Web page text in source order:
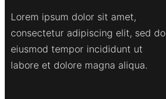
Lorem ipsum dolor sit amet,
consectetur adipiscing elit, sed do
eiusmod tempor incididunt ut
labore et dolore magna aliqua.